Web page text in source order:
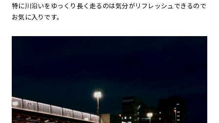
特に川沿いをゆっくり長く走るのは気分がリフレッシュできるので
お気に入りです。